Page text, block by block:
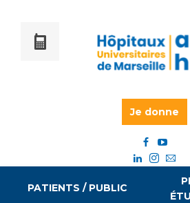
Je donne
PATIENTS / PUBLIC